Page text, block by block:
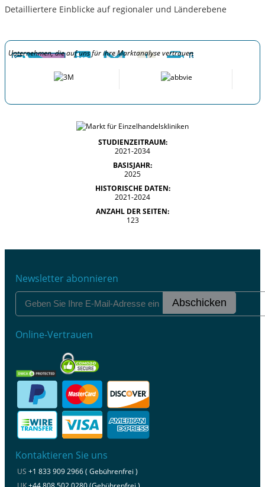
Detailliertere Einblicke auf regionaler und Länderebene
Unternehmen, die auf uns für ihre Marktanalyse vertrauen
STUDIENZEITRAUM:
2021-2034
BASISJAHR:
2025
HISTORISCHE DATEN:
2021-2024
ANZAHL DER SEITEN:
123
Newsletter abonnieren
Abschicken
Online-Vertrauen
Kontaktieren Sie uns
US +1 833 909 2966 ( Gebührenfrei )